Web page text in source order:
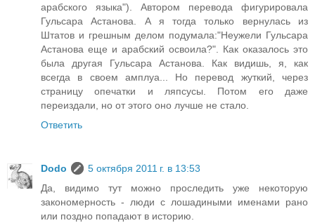
арабского языка"). Автором перевода фигурировала
Гульсара Астанова. А я тогда только вернулась из
Штатов и грешным делом подумала:"Неужели Гульсара
Астанова еще и арабский освоила?". Как оказалось это
была другая Гульсара Астанова. Как видишь, я, как
всегда в своем амплуа... Но перевод жуткий, через
страницу опечатки и ляпсусы. Потом его даже
переиздали, но от этого оно лучше не стало.
Ответить
Dodo
5 октября 2011 г. в 13:53
Да, видимо тут можно проследить уже некоторую
закономерность - люди с лошадиными именами рано
или поздно попадают в историю.